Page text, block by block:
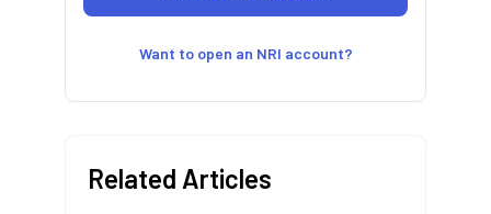
Want to open an NRI account?
Related Articles